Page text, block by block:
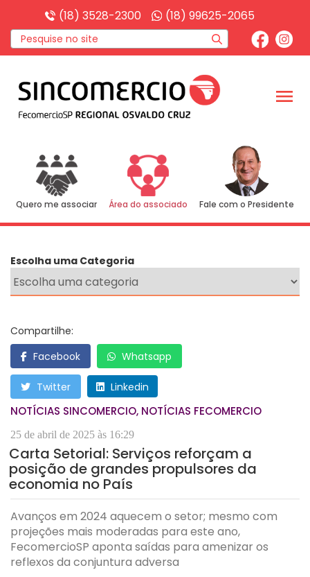
(18) 3528-2300 (18) 99625-2065
menu
Quero me associar Área do associado Fale com o Presidente
Escolha uma Categoria
Compartilhe:
Facebook
Whatsapp
Twitter Linkedin
NOTÍCIAS SINCOMERCIO, NOTÍCIAS FECOMERCIO
25 de abril de 2025 às 16:29
Carta Setorial: Serviços reforçam a
posição de grandes propulsores da
economia no País
Avanços em 2024 aquecem o setor; mesmo com
projeções mais moderadas para este ano,
FecomercioSP aponta saídas para amenizar os
reflexos da conjuntura adversa